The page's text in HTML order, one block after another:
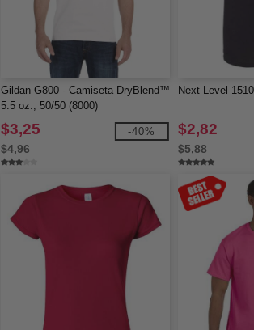
Gildan G800 - Camiseta DryBlend™
5.5 oz., 50/50 (8000)
$3,25
$4,96
-40%
Next Level
$2,82
$5,88